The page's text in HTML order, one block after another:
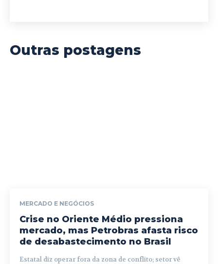
Outras postagens
MERCADO E NEGÓCIOS
Crise no Oriente Médio pressiona
mercado, mas Petrobras afasta risco
de desabastecimento no Brasil
Estatal diz operar fora da zona de conflito; setor vê